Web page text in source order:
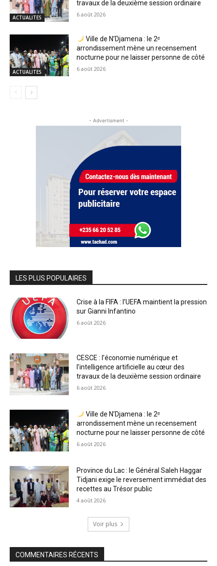
ACTUALITES
travaux de la deuxième session ordinaire
6 août 2026
ACTUALITES
Ville de N’Djamena : le 2ᵉ
arrondissement mène un recensement
nocturne pour ne laisser personne de côté
6 août 2026
- Advertisment -
LES PLUS POPULAIRES
Crise à la FIFA : l’UEFA maintient la pression
sur Gianni Infantino
6 août 2026
CESCE : l’économie numérique et
l’intelligence artificielle au cœur des
travaux de la deuxième session ordinaire
6 août 2026
Ville de N’Djamena : le 2ᵉ
arrondissement mène un recensement
nocturne pour ne laisser personne de côté
6 août 2026
Province du Lac : le Général Saleh Haggar
Tidjani exige le reversement immédiat des
recettes au Trésor public
4 août 2026
Voir plus
COMMENTAIRES RÉCENTS